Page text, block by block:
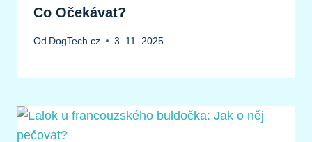
Co Očekávat?
Od DogTech.cz 3. 11. 2025